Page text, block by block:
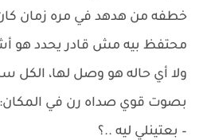
خطفه من هدهد في مره زمان
محتفظ بيه مش قادر يحدد هو
ولا أي حاله هو وصل لها، الكل
بصوت قوي صداه رن في المكان:
– بعتينلي ليه ..؟